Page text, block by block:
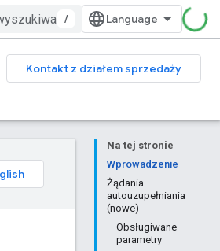
/
Kontakt z działem sprzedaży
Na tej stronie
Wprowadzenie
Żądania
autouzupełniania
(nowe)
Obsługiwane
parametry